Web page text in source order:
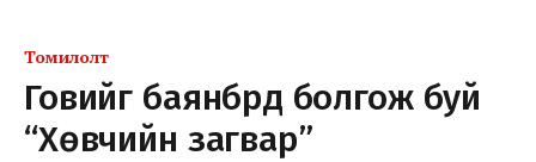
Томилолт
Говийг баянбүрд болгож буй
“Хөвчийн загвар”